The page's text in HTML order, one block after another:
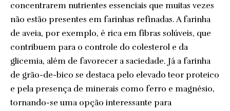
concentrarem nutrientes essenciais que muitas vezes
não estão presentes em farinhas refinadas. A farinha
de aveia, por exemplo, é rica em fibras solúveis, que
contribuem para o controle do colesterol e da
glicemia, além de favorecer a saciedade. Já a farinha
de grão-de-bico se destaca pelo elevado teor proteico
e pela presença de minerais como ferro e magnésio,
tornando-se uma opção interessante para